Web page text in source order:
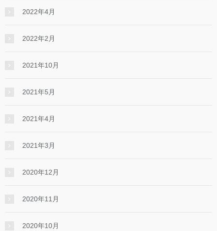
2022年4月
2022年2月
2021年10月
2021年5月
2021年4月
2021年3月
2020年12月
2020年11月
2020年10月